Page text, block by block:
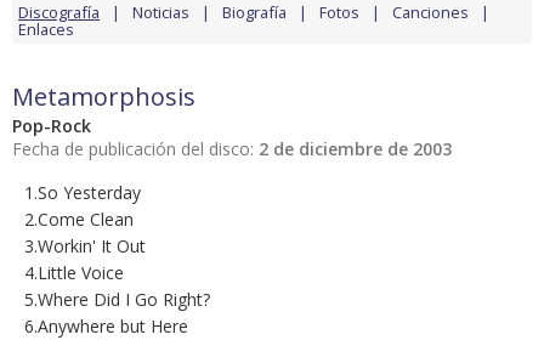
Discografía Noticias Biografía Fotos Canciones
Enlaces
Metamorphosis
Pop-Rock
Fecha de publicación del disco: 2 de diciembre de 2003
1.So Yesterday
2.Come Clean
3.Workin' It Out
4.Little Voice
5.Where Did I Go Right?
6.Anywhere but Here